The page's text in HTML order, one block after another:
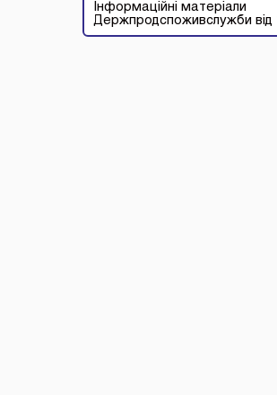
Інформаційні матеріали
Держпродспоживслужби від